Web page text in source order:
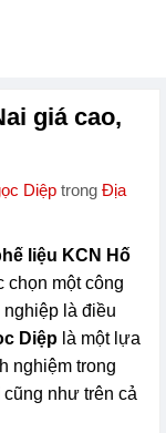
giá cao,
Diệptrong Địa
liệu KCN Hố
chọn một công
là điều
Diệplà một lựa
nghiệm trong
cũng như trên cả